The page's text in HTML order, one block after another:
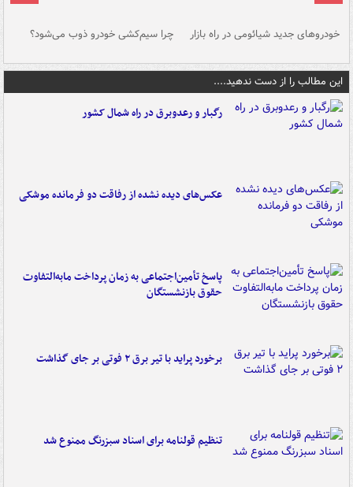
خودروهای جدید شیائومی در راه بازار چرا سیم‌کشی خودرو ذوب می‌شود؟
این مطالب را از دست ندهید....
رگبار و رعدوبرق در راه شمال کشور
عکس‌های دیده نشده از رفاقت دو فرمانده‌ موشکی
پاسخ تأمین‌اجتماعی به زمان پرداخت مابه‌التفاوت
حقوق بازنشستگان
برخورد پراید با تیر برق ۲ فوتی بر جای گذاشت
تنظیم قولنامه برای اسناد سبزرنگ ممنوع شد